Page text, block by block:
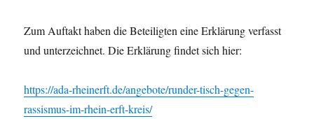
Zum Auftakt haben die Beteiligten eine Erklärung verfasst
und unterzeichnet. Die Erklärung findet sich hier:
https://ada-rheinerft.de/angebote/runder-tisch-gegen-
rassismus-im-rhein-erft-kreis/